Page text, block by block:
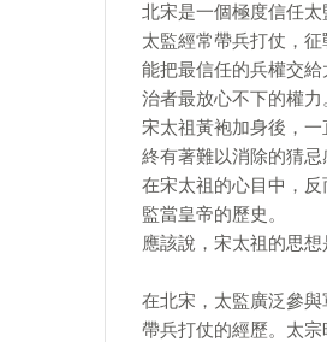
北宋是一個極度信任
太監經常帶兵打仗，征
能把最信任的兵權交
治者最放心不下的權力
宋太祖黃袍加身後，
終有著難以消除的猜忌
在宋太祖的心目中，
監當皇帝的歷史。
應該說，宋太祖的思
在北宋，太監廣泛參
帶兵打仗的經歷。太